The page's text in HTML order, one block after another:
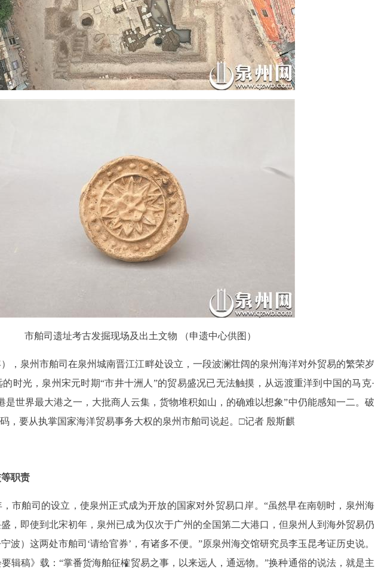
市舶司遗址考古发掘现场及出土文物 （申遗中心供图）
，泉州市舶司在泉州城南晋江江畔处设立，一段波澜壮阔的泉州海洋对外贸易的繁荣岁
时光，泉州宋元时期“市井十洲人”的贸易盛况已无法触摸，从远渡重洋到中国的马克·
是世界最大港之一，大批商人云集，货物堆积如山，的确难以想象”中仍能感知一二。破
，要从执掌国家海洋贸易事务大权的泉州市舶司说起。 □记者 殷斯麒
职责
市舶司的设立，使泉州正式成为开放的国家对外贸易口岸。“虽然早在南朝时，泉州海
，即使到北宋初年，泉州已成为仅次于广州的全国第二大港口，但泉州人到海外贸易仍
波）这两处市舶司‘请给官券’，有诸多不便。”原泉州海交馆研究员李玉昆考证历史说。
辑稿》载：“掌番货海舶征榷贸易之事，以来远人，通远物。”换种通俗的说法，就是主